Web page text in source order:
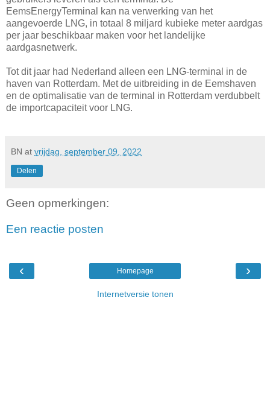
EemsEnergyTerminal kan na verwerking van het
aangevoerde LNG, in totaal 8 miljard kubieke meter aardgas
per jaar beschikbaar maken voor het landelijke
aardgasnetwerk.
Tot dit jaar had Nederland alleen een LNG-terminal in de
haven van Rotterdam. Met de uitbreiding in de Eemshaven
en de optimalisatie van de terminal in Rotterdam verdubbelt
de importcapaciteit voor LNG.
BN at vrijdag, september 09, 2022
Delen
Geen opmerkingen:
Een reactie posten
‹ ›
Homepage
Internetversie tonen